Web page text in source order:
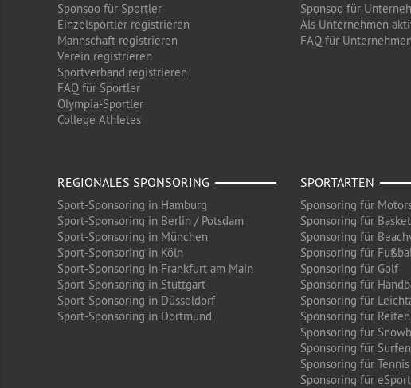
Sponsoo für Sportler
Einzelsportler registrieren
Mannschaft registrieren
Verein registrieren
Sportverband registrieren
FAQ für Sportler
Olympia-Sportler
College Athletes
Sponsoo für
Als Unternehmen
FAQ für Unternehmen
REGIONALES SPONSORING
Sport-Sponsoring in Hamburg
Sport-Sponsoring in Berlin / Potsdam
Sport-Sponsoring in München
Sport-Sponsoring in Köln
Sport-Sponsoring in Frankfurt am Main
Sport-Sponsoring in Stuttgart
Sport-Sponsoring in Düsseldorf
Sport-Sponsoring in Dortmund
SPORTARTEN
Sponsoring für
Sponsoring für
Sponsoring für
Sponsoring für
Sponsoring für Golf
Sponsoring für
Sponsoring für
Sponsoring für Reiten
Sponsoring für
Sponsoring für Surfen
Sponsoring für Tennis
Sponsoring für